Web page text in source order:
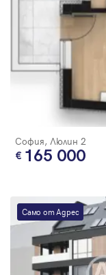
София, Люлин 2
165 000
Само от Адрес